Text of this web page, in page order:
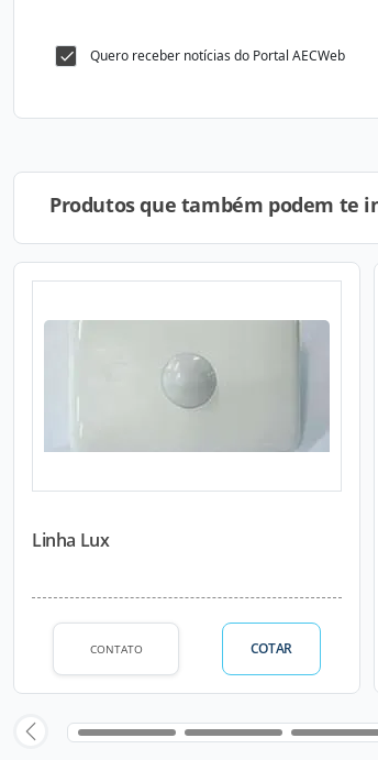
Quero receber notícias do Portal AECWeb
Produtos que também podem te
Linha Lux
CONTATO COTAR